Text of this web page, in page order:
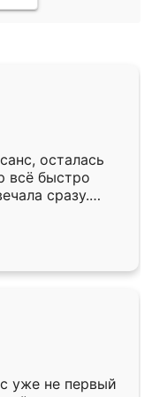
осталась
всё быстро
сразу.
подошёл к
Собрали
даже
уже не первый